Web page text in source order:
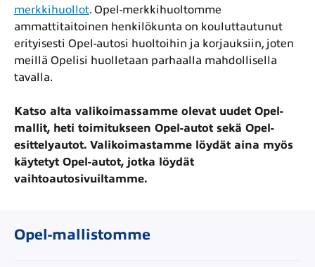
merkkihuollot. Opel-merkkihuoltomme
ammattitaitoinen henkilökunta on kouluttautunut
erityisesti Opel-autosi huoltoihin ja korjauksiin, joten
meillä Opelisi huolletaan parhaalla mahdollisella
tavalla.
Katso alta valikoimassamme olevat uudet Opel-
mallit, heti toimitukseen Opel-autot sekä Opel-
esittelyautot. Valikoimastamme löydät aina myös
käytetyt Opel-autot, jotka löydät
vaihtoautosivuiltamme.
Opel-mallistomme